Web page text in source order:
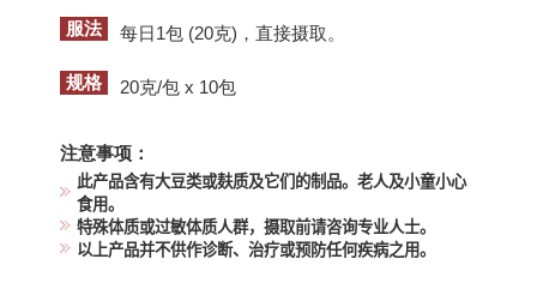
服法 每日1包 (20克)，直接摄取。
规格 20克/包 x 10包
注意事项：
此产品含有大豆类或麸质及它们的制品。老人及小童小心
食用。
特殊体质或过敏体质人群，摄取前请咨询专业人士。
以上产品并不供作诊断、治疗或预防任何疾病之用。